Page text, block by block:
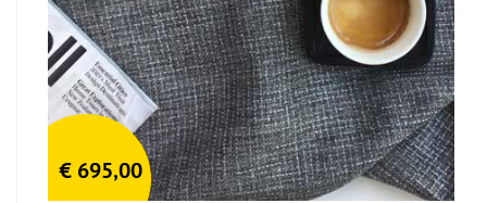
€ 695,00